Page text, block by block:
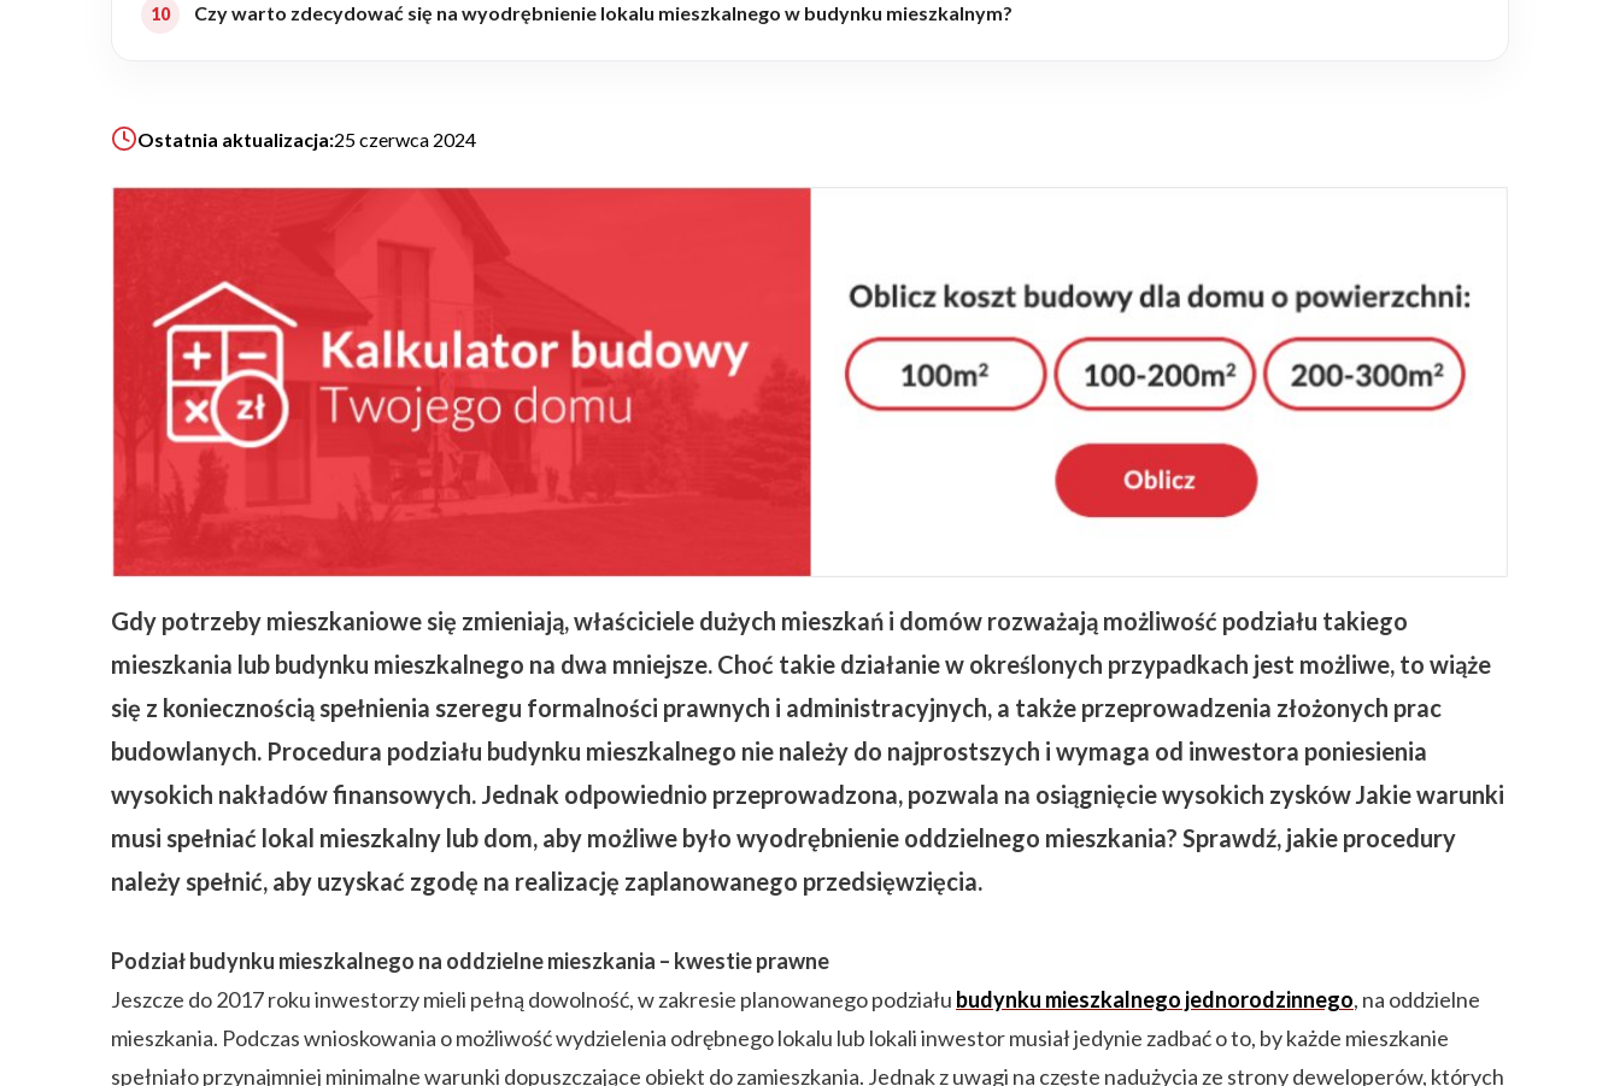
KALKULATOR BUDOWY
KONAKT
Czy warto zdecydować się na wyodrębnienie lokalu mieszkalnego w budynku mieszkalnym?
Ostatnia aktualizacja:25 czerwca 2024
Gdy potrzeby mieszkaniowe się zmieniają, właściciele dużych mieszkań i domów rozważają możliwość podziału takiego
mieszkania lub budynku mieszkalnego na dwa mniejsze. Choć takie działanie w określonych przypadkach jest możliwe, to wiąże
się z koniecznością spełnienia szeregu formalności prawnych i administracyjnych, a także przeprowadzenia złożonych prac
budowlanych. Procedura podziału budynku mieszkalnego nie należy do najprostszych i wymaga od inwestora poniesienia
wysokich nakładów finansowych. Jednak odpowiednio przeprowadzona, pozwala na osiągnięcie wysokich zyskówJakie warunki
musi spełniać lokal mieszkalny lub dom, aby możliwe było wyodrębnienie oddzielnego mieszkania? Sprawdź, jakie procedury
należy spełnić, aby uzyskać zgodę na realizację zaplanowanego przedsięwzięcia.
Podział budynku mieszkalnego na oddzielne mieszkania – kwestie prawne
Jeszcze do 2017 roku inwestorzy mieli pełną dowolność, w zakresie planowanego podziału budynku mieszkalnego jednorodzinnego, na oddzielne
mieszkania. Podczas wnioskowania o możliwość wydzielenia odrębnego lokalu lub lokali inwestor musiał jedynie zadbać o to, by każde mieszkanie
spełniało przynajmniej minimalne warunki dopuszczające obiekt do zamieszkania. Jednak z uwagi na częste nadużycia ze strony deweloperów, których